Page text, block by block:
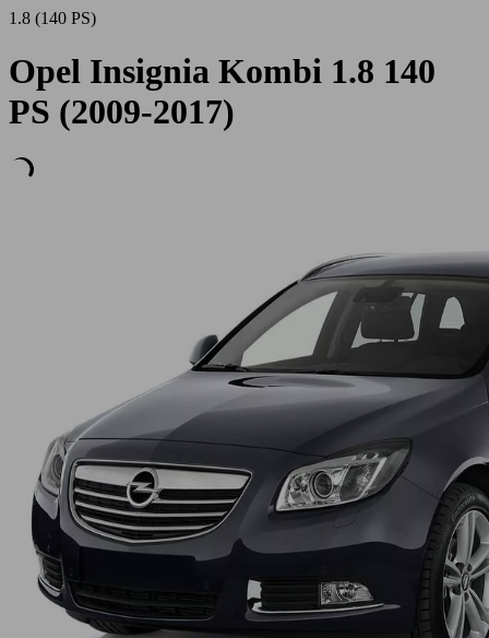
1.8 (140 PS)
Opel Insignia Kombi 1.8 140
PS (2009-2017)